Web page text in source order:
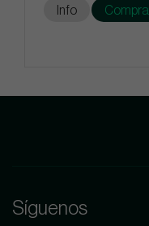
Info Compra
Síguenos